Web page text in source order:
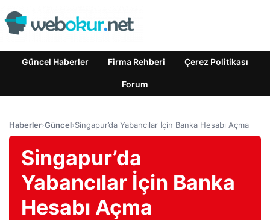
Güncel Haberler Firma Rehberi Çerez Politikası
Forum
Haberler›Güncel›Singapur’da Yabancılar İçin Banka Hesabı Açma
Singapur’da
Yabancılar İçin Banka
Hesabı Açma